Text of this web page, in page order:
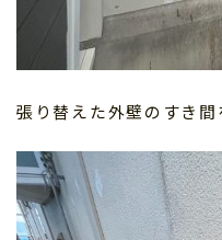
張り替えた外壁のすき間